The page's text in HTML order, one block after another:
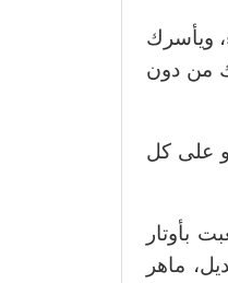
ويأسرك
من دون
على كل
بأوتار
ماهر